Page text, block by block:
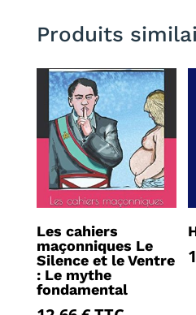
Produits
Les cahiers
maçonniques Le
Silence et le Ventre
: Le mythe
fondamental